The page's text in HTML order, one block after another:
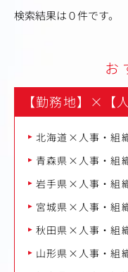
検索結果は０件です。
お
【勤務地】 × 【
北海道×人事・組
青森県×人事・組
岩手県×人事・組
宮城県×人事・組
秋田県×人事・組
山形県×人事・組